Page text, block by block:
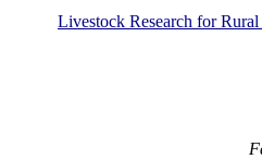
Livestock Research for